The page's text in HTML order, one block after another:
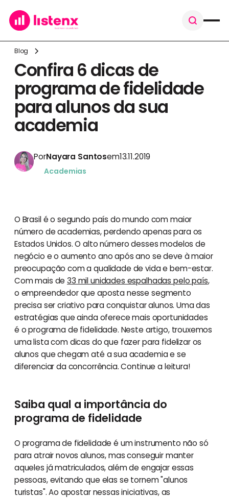
Blog
Confira 6 dicas de
programa de fidelidade
para alunos da sua
academia
PorNayara Santosem13.11.2019
Academias
O Brasil é o segundo país do mundo com maior
número de academias, perdendo apenas para os
Estados Unidos. O alto número desses modelos de
negócio e o aumento ano após ano se deve à maior
preocupação com a qualidade de vida e bem-estar.
Com mais de33 mil unidades espalhadas pelo país,
o empreendedor que aposta nesse segmento
precisa ser criativo para conquistar alunos. Uma das
estratégias que ainda oferece mais oportunidades
é o programa de fidelidade. Neste artigo, trouxemos
uma lista com dicas do que fazer para fidelizar os
alunos que chegam até a sua academia e se
diferenciar da concorrência. Continue a leitura!
Saiba qual a importância do
programa de fidelidade
O programa de fidelidade é um instrumento não só
para atrair novos alunos, mas conseguir manter
aqueles já matriculados, além de engajar essas
pessoas, evitando que elas se tornem "alunos
turistas". Ao apostar nessas iniciativas, as